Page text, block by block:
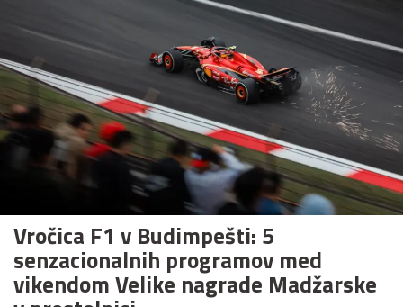
Vročica F1 v Budimpešti: 5
senzacionalnih programov med
vikendom Velike nagrade Madžarske